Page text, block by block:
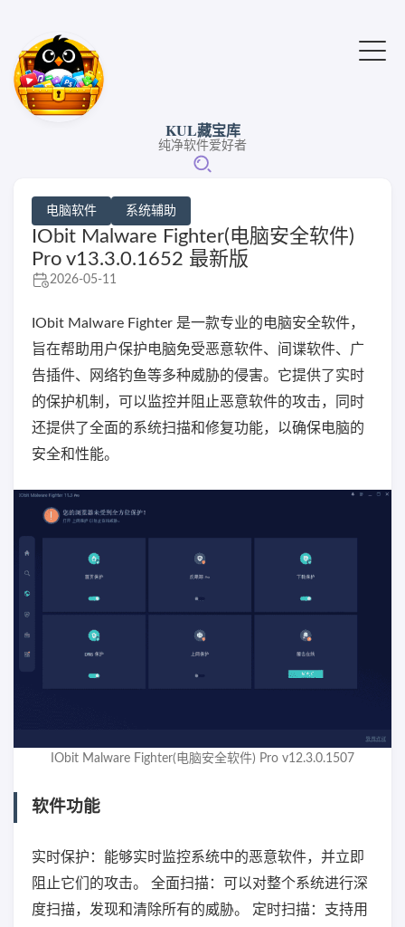
KUL藏宝库
纯净软件爱好者
电脑软件 系统辅助
IObit Malware Fighter(电脑安全软件)
Pro v13.3.0.1652 最新版
2026-05-11
IObit Malware Fighter 是一款专业的电脑安全软件，
旨在帮助用户保护电脑免受恶意软件、间谍软件、广
告插件、网络钓鱼等多种威胁的侵害。它提供了实时
的保护机制，可以监控并阻止恶意软件的攻击，同时
还提供了全面的系统扫描和修复功能，以确保电脑的
安全和性能。
IObit Malware Fighter(电脑安全软件) Pro v12.3.0.1507
软件功能
实时保护：能够实时监控系统中的恶意软件，并立即
阻止它们的攻击。 全面扫描：可以对整个系统进行深
度扫描，发现和清除所有的威胁。 定时扫描：支持用